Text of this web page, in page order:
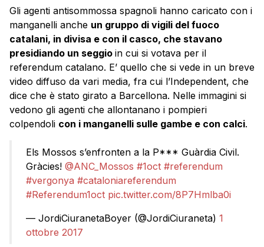
Gli agenti antisommossa spagnoli hanno caricato con i
manganelli anche un gruppo di vigili del fuoco
catalani, in divisa e con il casco, che stavano
presidiando un seggio in cui si votava per il
referendum catalano. E’ quello che si vede in un breve
video diffuso da vari media, fra cui l’Independent, che
dice che è stato girato a Barcellona. Nelle immagini si
vedono gli agenti che allontanano i pompieri
colpendoli con i manganelli sulle gambe e con calci.
Els Mossos s’enfronten a la P*** Guàrdia Civil.
Gràcies! @ANC_Mossos #1oct #referendum
#vergonya #cataloniareferendum
#Referendum1oct pic.twitter.com/8P7Hmlba0i
— JordiCiuranetaBoyer (@JordiCiuraneta) 1
ottobre 2017